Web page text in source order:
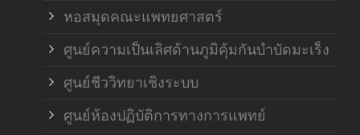
หอสมุดคณะแพทยศาสตร์
ศูนย์ความเป็นเลิศด้านภูมิคุ้มกันบำบัดมะเร็ง
ศูนย์ชีววิทยาเชิงระบบ
ศูนย์ห้องปฏิบัติการทางการแพทย์